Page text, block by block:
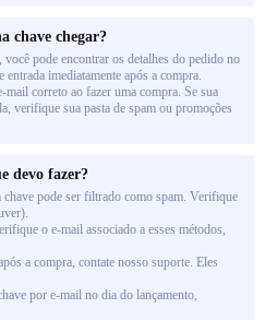
chave chegar?
pode encontrar os detalhes do pedido no
imediatamente após a compra.
correto ao fazer uma compra. Se sua
verifique sua pasta de spam ou promoções
devo fazer?
pode ser filtrado como spam. Verifique
o e-mail associado a esses métodos,
a compra, contate nosso suporte. Eles
por e-mail no dia do lançamento,